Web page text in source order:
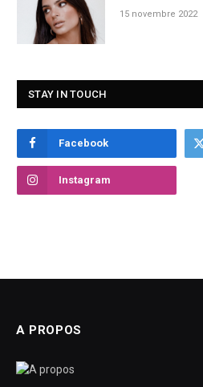
15 novembre 2022
STAY IN TOUCH
Facebook
Instagram
A PROPOS